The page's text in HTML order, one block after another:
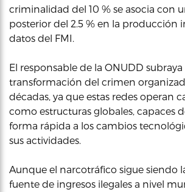
criminalidad del 10 % se asocia con
posterior del 2.5 % en la producción
datos del FMI.
El responsable de la ONUDD
transformación del crimen
décadas, ya que estas redes operan
como estructuras globales, capaces
forma rápida a los cambios
sus actividades.
Aunque el narcotráfico sigue siendo
fuente de ingresos ilegales a nivel